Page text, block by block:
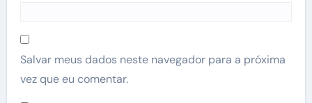
Salvar meus dados neste navegador para a próxima
vez que eu comentar.